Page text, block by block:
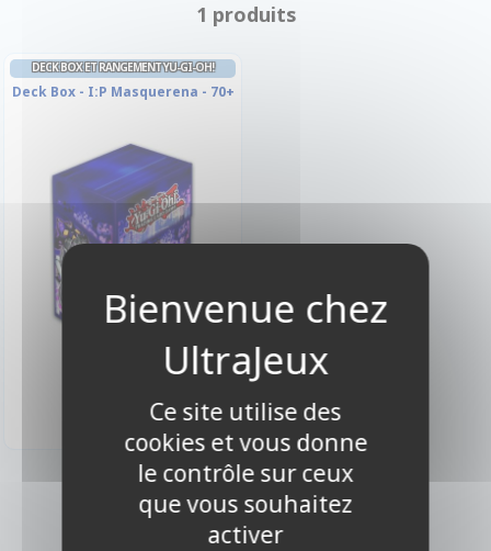
1 produits
DECK BOX ET RANGEMENT YU-GI-OH!
Deck Box - I:P Masquerena - 70+
1 produits
Ce site utilise des
cookies et vous donne
le contrôle sur ceux
que vous souhaitez
activer